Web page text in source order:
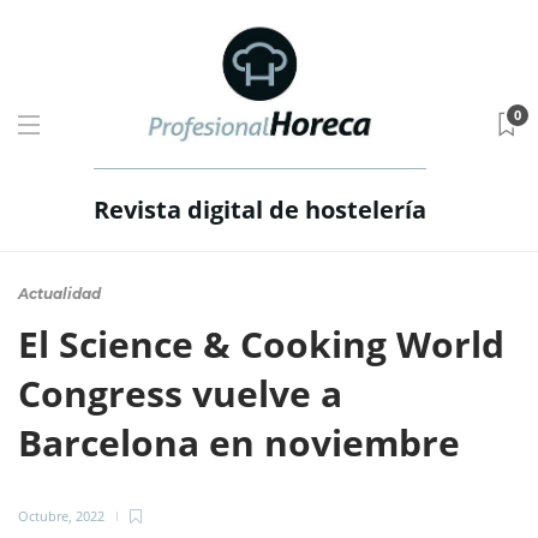
Revista digital de hostelería
0
Actualidad
El Science & Cooking World
Congress vuelve a
Barcelona en noviembre
Octubre, 2022